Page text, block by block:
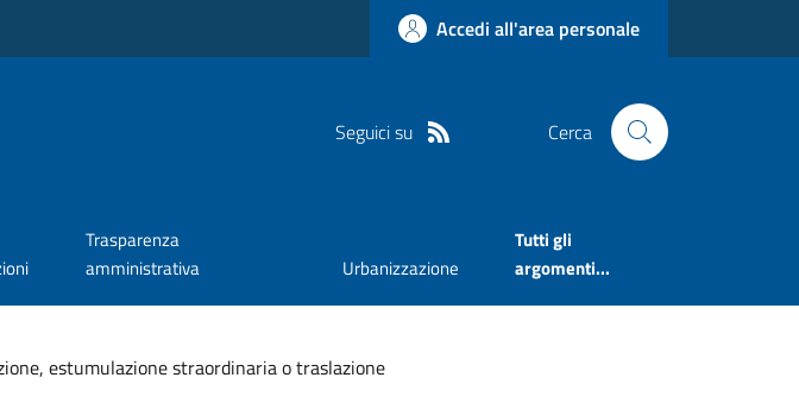
Accedi all'area personale
Seguici su Cerca
Trasparenza
amministrativa
Urbanizzazione
Tutti gli
argomenti...
estumulazione straordinaria o traslazione